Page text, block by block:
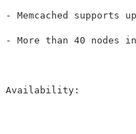
- Memcached supports
- More than 40 nodes
Availability: